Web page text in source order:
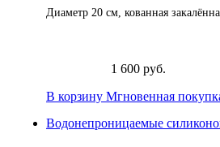
Диаметр 20 см, кованная
1 600 руб.
В корзину Мгновенная
Водонепроницаемые